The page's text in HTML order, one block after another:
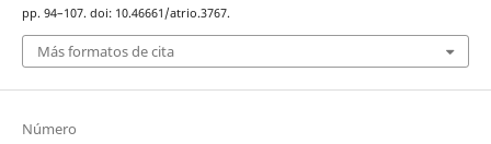
pp. 94–107. doi: 10.46661/atrio.3767.
Más formatos de cita
Número